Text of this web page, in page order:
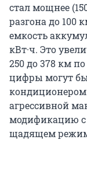
стал мощнее
разгона до 100
емкость
кВт·ч. Это
250 до 378 км
цифры могут
агрессивной
модификацию с
щадящем